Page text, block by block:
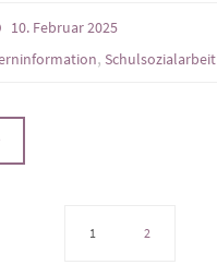
10. Februar 2025
, Schulsozialarbeit
1 2